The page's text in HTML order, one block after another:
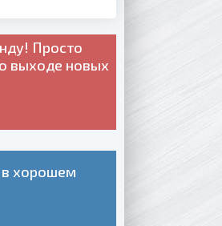
Просто
выходе новых
в хорошем